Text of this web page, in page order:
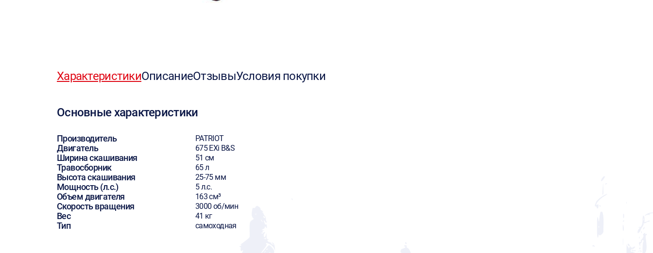
ХарактеристикиОписаниеОтзывыУсловия покупки
Основные характеристики
Производитель PATRIOT
Двигатель 675 EXi B&S
Ширина скашивания 51 см
Травосборник 65 л
Высота скашивания 25-75 мм
Мощность (л.с.) 5 л.с.
Объем двигателя 163 см³
Скорость вращения 3000 об/мин
Вес 41 кг
Тип самоходная